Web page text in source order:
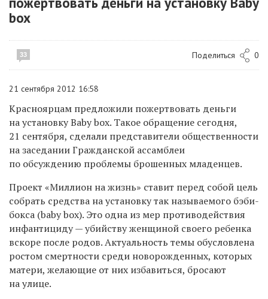
box
33 Поделиться 0
21 сентября 2012 16:58
Красноярцам предложили пожертвовать деньги
на установку Baby box. Такое обращение сегодня,
21 сентября, сделали представители общественности
на заседании Гражданской ассамблеи
по обсуждению проблемы брошенных младенцев.
Проект «Миллион на жизнь» ставит перед собой цель
собрать средства на установку так называемого бэби-
бокса (baby box). Это одна из мер противодействия
инфантициду — убийству женщиной своего ребенка
вскоре после родов. Актуальность темы обусловлена
ростом смертности среди новорожденных, которых
матери, желающие от них избавиться, бросают
на улице.